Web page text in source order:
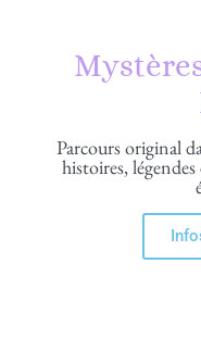
Parcours original
histoires,